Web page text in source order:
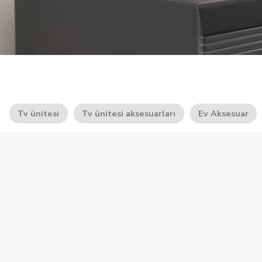
Tv ünitesi Tv ünitesi aksesuarları Ev Aksesuar